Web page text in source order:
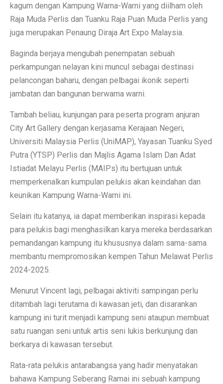
kagum dengan Kampung Warna-Warni yang diilham oleh
Raja Muda Perlis dan Tuanku Raja Puan Muda Perlis yang
juga merupakan Penaung Diraja Art Expo Malaysia.
Baginda berjaya mengubah penempatan sebuah
perkampungan nelayan kini muncul sebagai destinasi
pelancongan baharu, dengan pelbagai ikonik seperti
jambatan dan bangunan berwarna warni.
Tambah beliau, kunjungan para peserta program anjuran
City Art Gallery dengan kerjasama Kerajaan Negeri,
Universiti Malaysia Perlis (UniMAP), Yayasan Tuanku Syed
Putra (YTSP) Perlis dan Majlis Agama Islam Dan Adat
Istiadat Melayu Perlis (MAIPs) itu bertujuan untuk
memperkenalkan kumpulan pelukis akan keindahan dan
keunikan Kampung Warna-Warni ini.
Selain itu katanya, ia dapat memberikan inspirasi kepada
para pelukis bagi menghasilkan karya mereka berdasarkan
pemandangan kampung itu khususnya dalam sama-sama
membantu mempromosikan kempen Tahun Melawat Perlis
2024-2025.
Menurut Vincent lagi, pelbagai aktiviti sampingan perlu
ditambah lagi terutama di kawasan jeti, dan disarankan
kampung ini turit menjadi kampung seni ataupun membuat
satu ruangan seni untuk artis seni lukis berkunjung dan
berkarya di kawasan tersebut.
Rata-rata pelukis antarabangsa yang hadir menyatakan
bahawa Kampung Seberang Ramai ini sebuah kampung